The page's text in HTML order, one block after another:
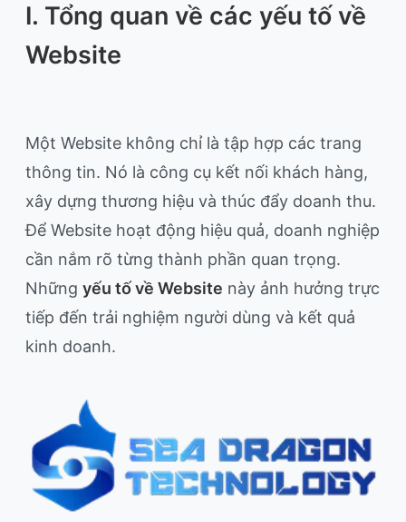
I. Tổng quan về các yếu tố về
Website
Một Website không chỉ là tập hợp các trang
thông tin. Nó là công cụ kết nối khách hàng,
xây dựng thương hiệu và thúc đẩy doanh thu.
Để Website hoạt động hiệu quả, doanh nghiệp
cần nắm rõ từng thành phần quan trọng.
Những yếu tố về Website này ảnh hưởng trực
tiếp đến trải nghiệm người dùng và kết quả
kinh doanh.